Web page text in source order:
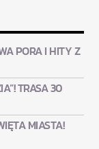
PORA I HITY Z
TRASA 30
MIASTA!